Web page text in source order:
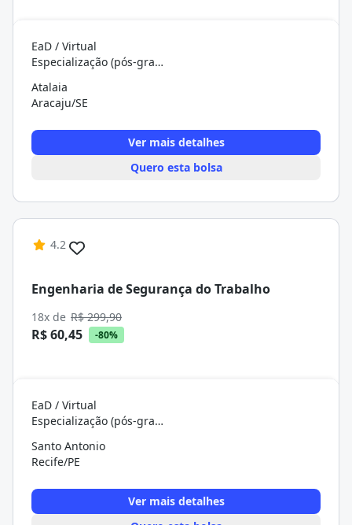
EaD / Virtual
Especialização (pós-graduação)
Atalaia
Aracaju/SE
Ver mais detalhes
Quero esta bolsa
4.2
Engenharia de Segurança do Trabalho
18x de R$ 299,90
R$ 60,45 -80%
EaD / Virtual
Especialização (pós-graduação)
Santo Antonio
Recife/PE
Ver mais detalhes